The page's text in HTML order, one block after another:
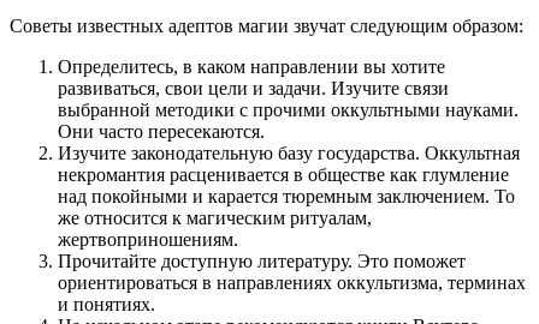
Советы известных адептов магии звучат следующим образом:
Определитесь, в каком направлении вы хотите
развиваться, свои цели и задачи. Изучите связи
выбранной методики с прочими оккультными науками.
Они часто пересекаются.
Изучите законодательную базу государства. Оккультная
некромантия расценивается в обществе как глумление
над покойными и карается тюремным заключением. То
же относится к магическим ритуалам,
жертвоприношениям.
Прочитайте доступную литературу. Это поможет
ориентироваться в направлениях оккультизма, терминах
и понятиях.